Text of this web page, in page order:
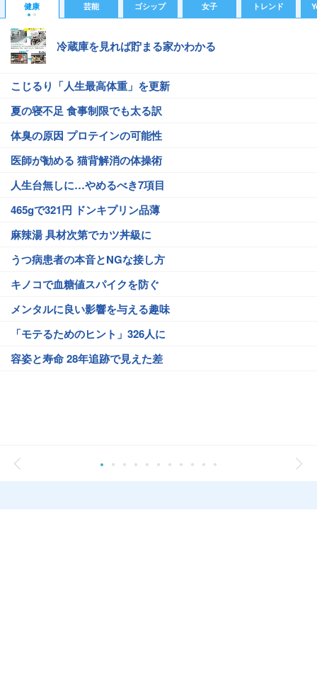
健康 芸能 ゴシップ 女子 トレンド
冷蔵庫を見れば貯まる家かわかる
こじるり「人生最高体重」を更新
夏の寝不足 食事制限でも太る訳
体臭の原因 プロテインの可能性
医師が勧める 猫背解消の体操術
人生台無しに…やめるべき7項目
465gで321円 ドンキプリン品薄
麻辣湯 具材次第でカツ丼級に
うつ病患者の本音とNGな接し方
キノコで血糖値スパイクを防ぐ
メンタルに良い影響を与える趣味
「モテるためのヒント」326人に
容姿と寿命 28年追跡で見えた差